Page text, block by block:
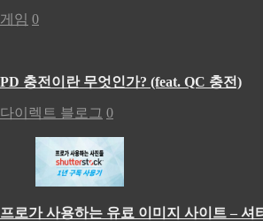
게임 0
PD 충전이란 무엇인가? (feat. QC 충전)
다이렉트 블로그 0
프로가 사용하는 유료 이미지 사이트 – 셔